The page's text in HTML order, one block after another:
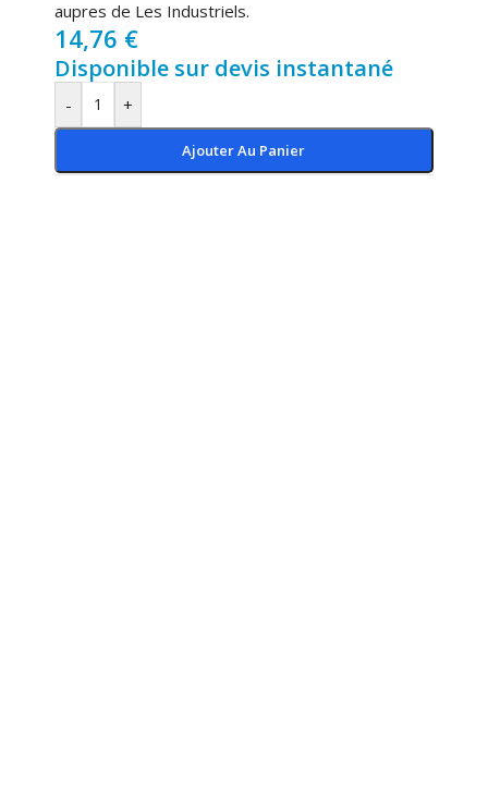
aupres de Les Industriels.
14,76 €
Disponible sur devis instantané
- +
Ajouter Au Panier